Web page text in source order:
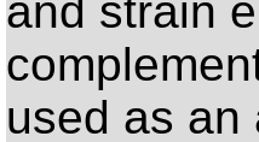
and strain
used as an